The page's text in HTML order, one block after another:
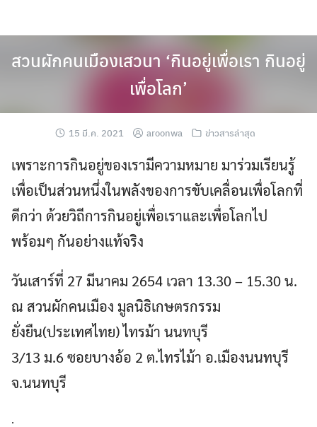
สวนผักคนเมืองเสวนา ‘กินอยู่เพื่อเรา กินอยู่
เพื่อโลก’
15 มี.ค. 2021 aroonwa ข่าวสารล่าสุด
เพราะการกินอยู่ของเรามีความหมาย มาร่วมเรียนรู้
เพื่อเป็นส่วนหนึ่งในพลังของการขับเคลื่อนเพื่อโลกที่
ดีกว่า ด้วยวิถีการกินอยู่เพื่อเราและเพื่อโลกไป
พร้อมๆ กันอย่างแท้จริง
วันเสาร์ที่ 27 มีนาคม 2654 เวลา 13.30 – 15.30 น.
ณ สวนผักคนเมือง มูลนิธิเกษตรกรรม
ยั่งยืน(ประเทศไทย) ไทรม้า นนทบุรี
3/13 ม.6 ซอยบางอ้อ 2 ต.ไทรไม้า อ.เมืองนนทบุรี
จ.นนทบุรี
.